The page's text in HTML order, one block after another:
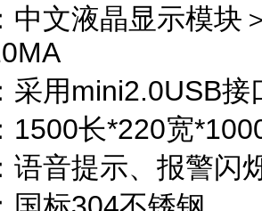
中文液晶显示模块
采用mini2.0USB接
1500长*220宽
语音提示、报警闪